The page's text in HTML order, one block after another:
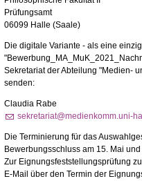
Prüfungsamt
06099 Halle (Saale)
Die digitale Variante - als eine
Sekretariat der Abteilung "Medien-
senden:
Claudia Rabe
sekretariat@medienkomm.uni-
Die Terminierung für das
Bewerbungsschluss am 15. Mai
Zur Eignungsfeststellungsprüfung
E-Mail über den Termin der